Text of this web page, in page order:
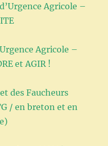
Agricole –
Agricole –
et AGIR !
des Faucheurs
/ en breton et en